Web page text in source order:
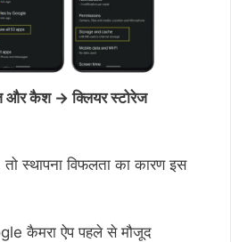
और कैश → क्लियर स्टोरेज
स्थापना विफलता का कारण इस
कैमरा ऐप पहले से मौजूद